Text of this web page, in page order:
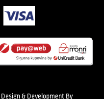
Design & Development By